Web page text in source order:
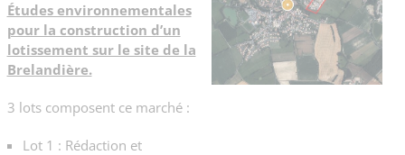
Études environnementales
pour la construction d’un
lotissement sur le site de la
Brelandière.
3 lots composent ce marché :
Lot 1 : Rédaction et